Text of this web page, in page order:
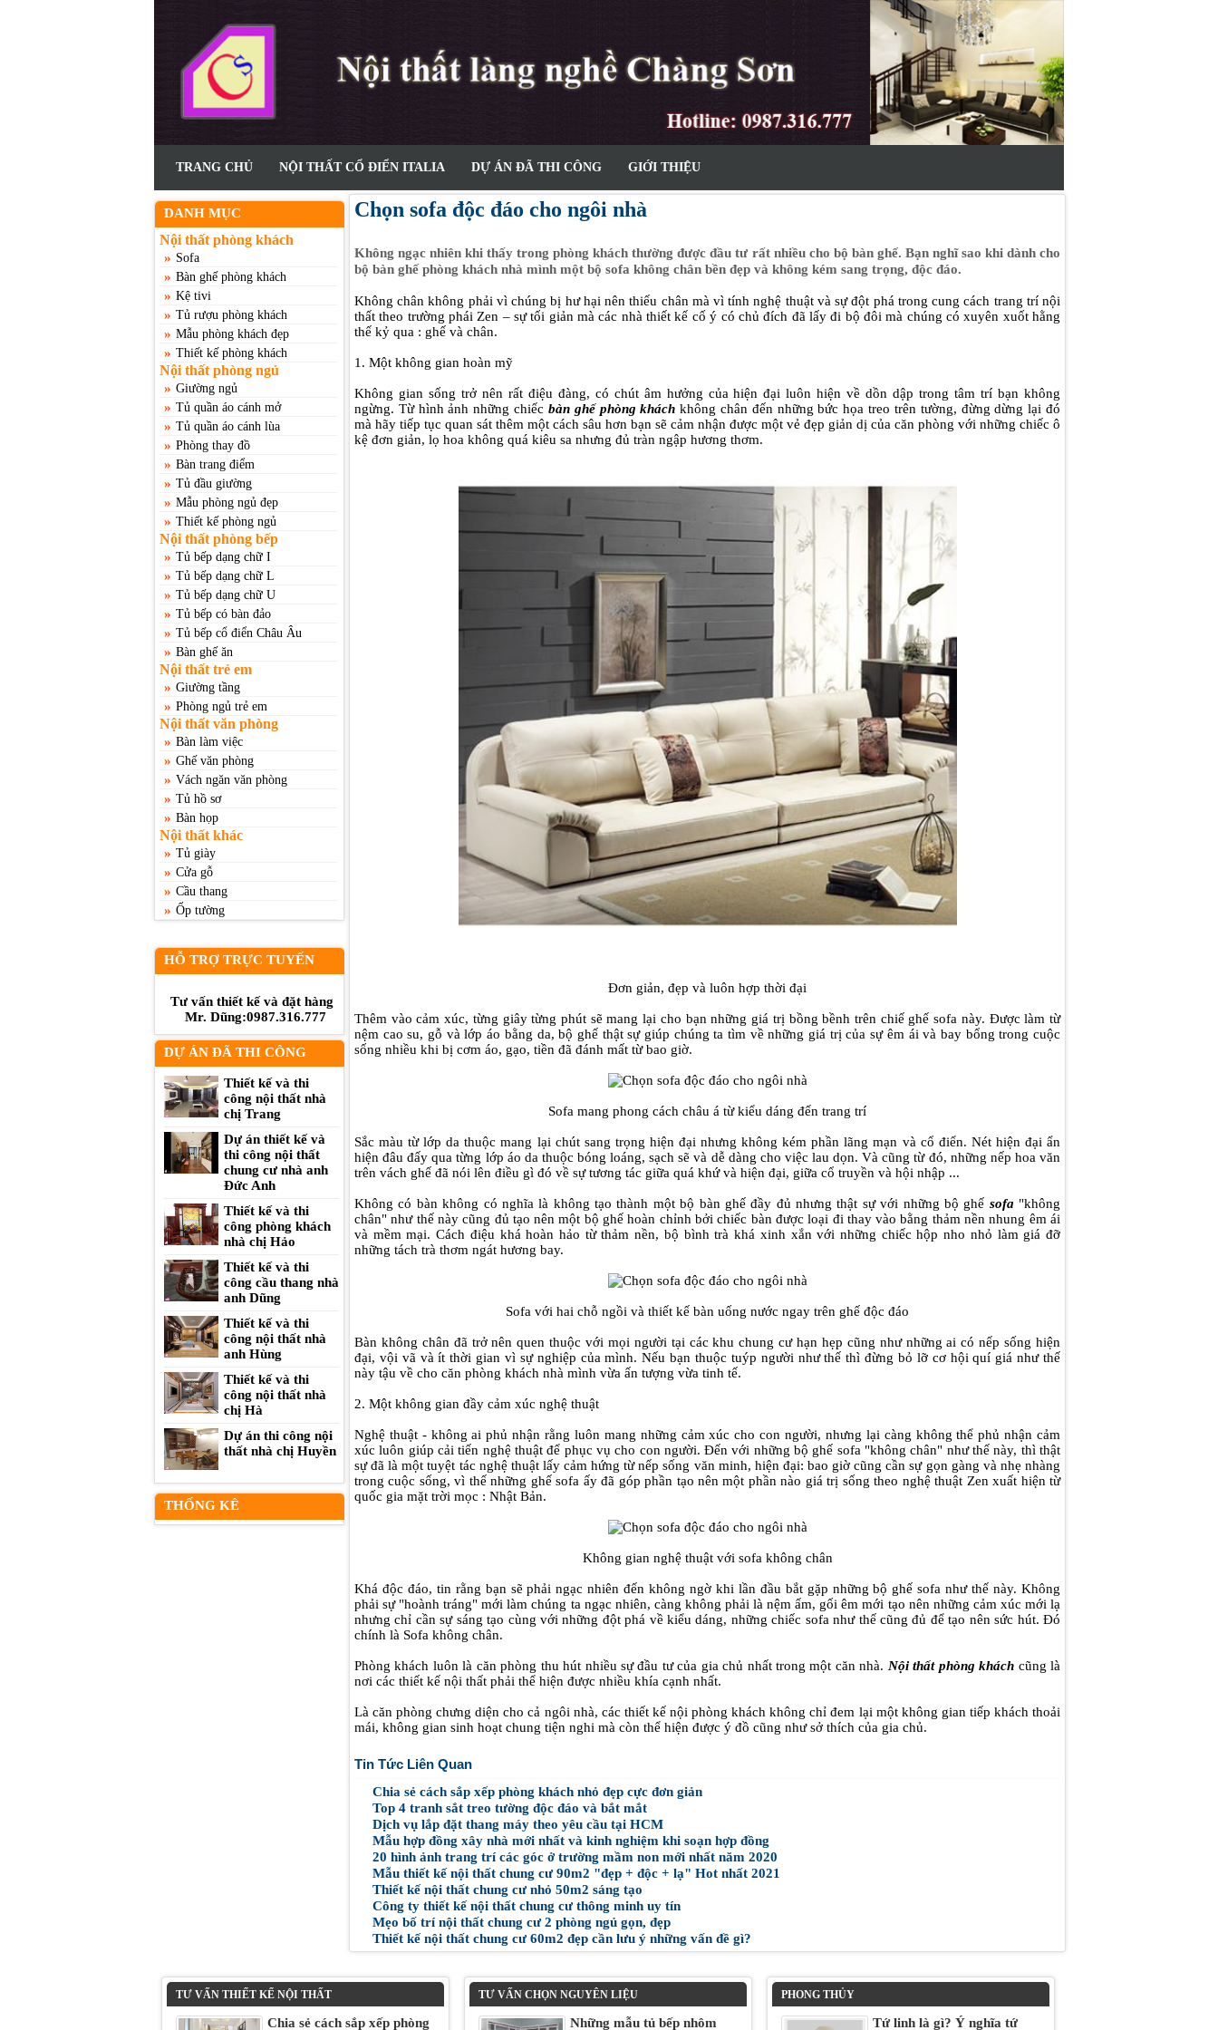
TRANG CHỦ NỘI THẤT CỔ ĐIỂN ITALIA DỰ ÁN ĐÃ THI CÔNG GIỚI THIỆU
DANH MỤC
Nội thất phòng khách
» Sofa
» Bàn ghế phòng khách
» Kệ tivi
» Tủ rượu phòng khách
» Mẫu phòng khách đẹp
» Thiết kế phòng khách
Nội thất phòng ngủ
» Giường ngủ
» Tủ quần áo cánh mở
» Tủ quần áo cánh lùa
» Phòng thay đồ
» Bàn trang điểm
» Tủ đầu giường
» Mẫu phòng ngủ đẹp
» Thiết kế phòng ngủ
Nội thất phòng bếp
» Tủ bếp dạng chữ I
» Tủ bếp dạng chữ L
» Tủ bếp dạng chữ U
» Tủ bếp có bàn đảo
» Tủ bếp cổ điển Châu Âu
» Bàn ghế ăn
Nội thất trẻ em
» Giường tầng
» Phòng ngủ trẻ em
Nội thất văn phòng
» Bàn làm việc
» Ghế văn phòng
» Vách ngăn văn phòng
» Tủ hồ sơ
» Bàn họp
Nội thất khác
» Tủ giày
» Cửa gỗ
» Cầu thang
» Ốp tường
HỖ TRỢ TRỰC TUYẾN
Tư vấn thiết kế và đặt hàng
Mr. Dũng:0987.316.777
DỰ ÁN ĐÃ THI CÔNG
Thiết kế và thi
công nội thất nhà
chị Trang
Dự án thiết kế và
thi công nội thất
chung cư nhà anh
Đức Anh
Thiết kế và thi
công phòng khách
nhà chị Hảo
Thiết kế và thi
công cầu thang nhà
anh Dũng
Thiết kế và thi
công nội thất nhà
anh Hùng
Thiết kế và thi
công nội thất nhà
chị Hà
Dự án thi công nội
thất nhà chị Huyền
THỐNG KÊ
Chọn sofa độc đáo cho ngôi nhà
Không ngạc nhiên khi thấy trong phòng khách thường được đầu tư rất nhiều cho bộ bàn ghế. Bạn nghĩ sao khi dành cho
bộ bàn ghế phòng khách nhà mình một bộ sofa không chân bền đẹp và không kém sang trọng, độc đáo.
Không chân không phải vì chúng bị hư hại nên thiếu chân mà vì tính nghệ thuật và sự đột phá trong cung cách trang trí nội
thất theo trường phái Zen – sự tối giản mà các nhà thiết kế cố ý có chủ đích đã lấy đi bộ đôi mà chúng có xuyên xuốt hằng
thế kỷ qua : ghế và chân.
1. Một không gian hoàn mỹ
Không gian sống trở nên rất điệu đàng, có chút âm hưởng của hiện đại luôn hiện về dồn dập trong tâm trí bạn không
ngừng. Từ hình ảnh những chiếc bàn ghế phòng khách không chân đến những bức họa treo trên tường, đừng dừng lại đó
mà hãy tiếp tục quan sát thêm một cách sâu hơn bạn sẽ cảm nhận được một vẻ đẹp giản dị của căn phòng với những chiếc ô
kệ đơn giản, lọ hoa không quá kiêu sa nhưng đủ tràn ngập hương thơm.
Đơn giản, đẹp và luôn hợp thời đại
Thêm vào cảm xúc, từng giây từng phút sẽ mang lại cho bạn những giá trị bồng bềnh trên chiế ghế sofa này. Được làm từ
nệm cao su, gỗ và lớp áo bằng da, bộ ghế thật sự giúp chúng ta tìm về những giá trị của sự êm ái và bay bổng trong cuộc
sống nhiều khi bị cơm áo, gạo, tiền đã đánh mất từ bao giờ.
Sofa mang phong cách châu á từ kiểu dáng đến trang trí
Sắc màu từ lớp da thuộc mang lại chút sang trọng hiện đại nhưng không kém phần lãng mạn và cổ điển. Nét hiện đại ẩn
hiện đâu đấy qua từng lớp áo da thuộc bóng loáng, sạch sẽ và dễ dàng cho việc lau dọn. Và cũng từ đó, những nếp hoa văn
trên vách ghế đã nói lên điều gì đó về sự tương tác giữa quá khứ và hiện đại, giữa cổ truyền và hội nhập ...
Không có bàn không có nghĩa là không tạo thành một bộ bàn ghế đầy đủ nhưng thật sự với những bộ ghế sofa "không
chân" như thế này cũng đủ tạo nên một bộ ghế hoàn chỉnh bởi chiếc bàn được loại đi thay vào bằng thảm nền nhung êm ái
và mềm mại. Cách điệu khá hoàn hảo từ thảm nền, bộ bình trà khá xinh xắn với những chiếc hộp nho nhỏ làm giá đỡ
những tách trà thơm ngát hương bay.
Sofa với hai chỗ ngồi và thiết kế bàn uống nước ngay trên ghế độc đáo
Bàn không chân đã trở nên quen thuộc với mọi người tại các khu chung cư hạn hẹp cũng như những ai có nếp sống hiện
đại, vội vã và ít thời gian vì sự nghiệp của mình. Nếu bạn thuộc tuýp người như thế thì đừng bỏ lỡ cơ hội quí giá như thế
này tậu về cho căn phòng khách nhà mình vừa ấn tượng vừa tinh tế.
2. Một không gian đầy cảm xúc nghệ thuật
Nghệ thuật - không ai phủ nhận rằng luôn mang những cảm xúc cho con người, nhưng lại càng không thể phủ nhận cảm
xúc luôn giúp cải tiến nghệ thuật để phục vụ cho con người. Đến với những bộ ghế sofa "không chân" như thế này, thì thật
sự đã là một tuyệt tác nghệ thuật lấy cảm hứng từ nếp sống văn minh, hiện đại: bao giờ cũng cần sự gọn gàng và nhẹ nhàng
trong cuộc sống, vì thế những ghế sofa ấy đã góp phần tạo nên một phần nào giá trị sống theo nghệ thuật Zen xuất hiện từ
quốc gia mặt trời mọc : Nhật Bản.
Không gian nghệ thuật với sofa không chân
Khá độc đáo, tin rằng bạn sẽ phải ngạc nhiên đến không ngờ khi lần đầu bắt gặp những bộ ghế sofa như thế này. Không
phải sự "hoành tráng" mới làm chúng ta ngạc nhiên, càng không phải là nệm ấm, gối êm mới tạo nên những cảm xúc mới lạ
nhưng chỉ cần sự sáng tạo cùng với những đột phá về kiểu dáng, những chiếc sofa như thế cũng đủ để tạo nên sức hút. Đó
chính là Sofa không chân.
Phòng khách luôn là căn phòng thu hút nhiều sự đầu tư của gia chủ nhất trong một căn nhà. Nội thất phòng khách cũng là
nơi các thiết kế nội thất phải thể hiện được nhiều khía cạnh nhất.
Là căn phòng chưng diện cho cả ngôi nhà, các thiết kế nội phòng khách không chỉ đem lại một không gian tiếp khách thoải
mái, không gian sinh hoạt chung tiện nghi mà còn thể hiện được ý đồ cũng như sở thích của gia chủ.
Tin Tức Liên Quan
Chia sẻ cách sắp xếp phòng khách nhỏ đẹp cực đơn giản
Top 4 tranh sắt treo tường độc đáo và bắt mắt
Dịch vụ lắp đặt thang máy theo yêu cầu tại HCM
Mẫu hợp đồng xây nhà mới nhất và kinh nghiệm khi soạn hợp đồng
20 hình ảnh trang trí các góc ở trường mầm non mới nhất năm 2020
Mẫu thiết kế nội thất chung cư 90m2 "đẹp + độc + lạ" Hot nhất 2021
Thiết kế nội thất chung cư nhỏ 50m2 sáng tạo
Công ty thiết kế nội thất chung cư thông minh uy tín
Mẹo bố trí nội thất chung cư 2 phòng ngủ gọn, đẹp
Thiết kế nội thất chung cư 60m2 đẹp cần lưu ý những vấn đề gì?
TƯ VẤN THIẾT KẾ NỘI THẤT
Chia sẻ cách sắp xếp phòng
TƯ VẤN CHỌN NGUYÊN LIỆU
Những mẫu tủ bếp nhôm
PHONG THỦY
Tứ linh là gì? Ý nghĩa tứ